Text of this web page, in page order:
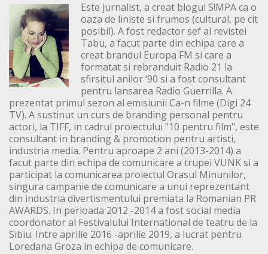
Este jurnalist, a creat blogul S!MPA ca o
oaza de liniste si frumos (cultural, pe cit
posibil). A fost redactor sef al revistei
Tabu, a facut parte din echipa care a
creat brandul Europa FM si care a
formatat si rebranduit Radio 21 la
sfirsitul anilor ‘90 si a fost consultant
pentru lansarea Radio Guerrilla. A
prezentat primul sezon al emisiunii Ca-n filme (Digi 24
TV). A sustinut un curs de branding personal pentru
actori, la TIFF, in cadrul proiectului "10 pentru film", este
consultant in branding & promotion pentru artisti,
industria media. Pentru aproape 2 ani (2013-2014) a
facut parte din echipa de comunicare a trupei VUNK si a
participat la comunicarea proiectul Orasul Minunilor,
singura campanie de comunicare a unui reprezentant
din industria divertismentului premiata la Romanian PR
AWARDS. In perioada 2012 -2014 a fost social media
coordonator al Festivalului International de teatru de la
Sibiu. Intre aprilie 2016 -aprilie 2019, a lucrat pentru
Loredana Groza in echipa de comunicare.